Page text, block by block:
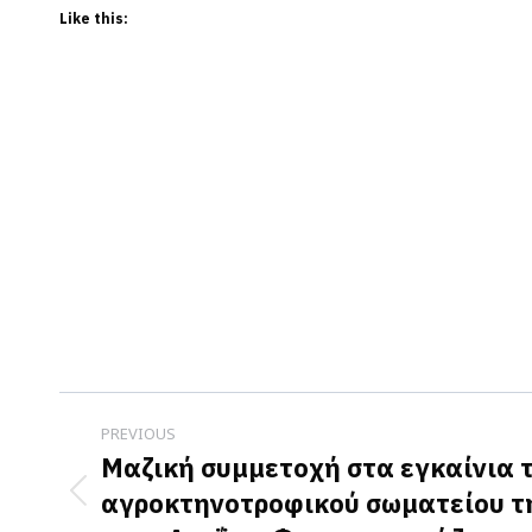
Like this:
Post
navigation
PREVIOUS
Previous
Μαζική συμμετοχή στα εγκαίνια
αγροκτηνοτροφικού σωματείου